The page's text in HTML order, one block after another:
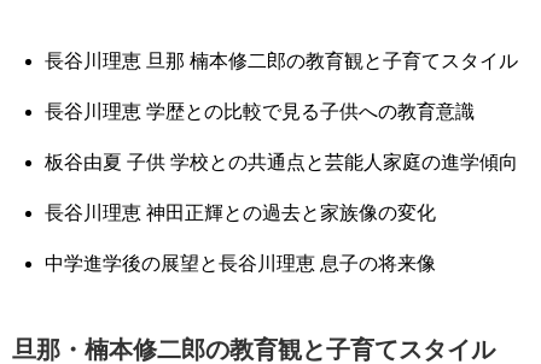
長谷川理恵 旦那 楠本修二郎の教育観と子育てスタイル
長谷川理恵 学歴との比較で見る子供への教育意識
板谷由夏 子供 学校との共通点と芸能人家庭の進学傾向
長谷川理恵 神田正輝との過去と家族像の変化
中学進学後の展望と長谷川理恵 息子の将来像
旦那・楠本修二郎の教育観と子育てスタイル